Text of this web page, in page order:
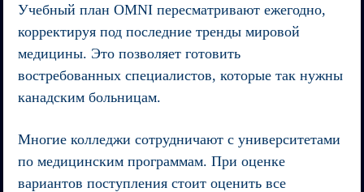
Учебный план OMNI пересматривают ежегодно,
корректируя под последние тренды мировой
медицины. Это позволяет готовить
востребованных специалистов, которые так нужны
канадским больницам.
Многие колледжи сотрудничают с университетами
по медицинским программам. При оценке
вариантов поступления стоит оценить все